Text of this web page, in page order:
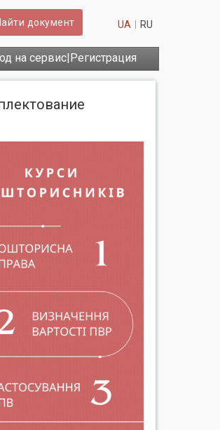
документ UA RU
на сервис|Регистрация